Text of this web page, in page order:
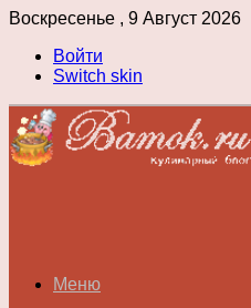
Воскресенье , 9 Август 2026
Войти
Switch skin
Меню